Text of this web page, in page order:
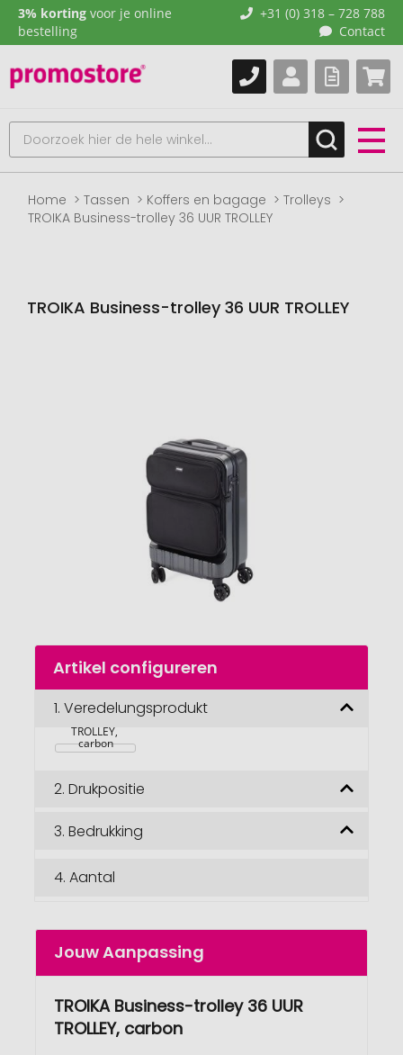
3% korting voor je online
bestelling
+31 (0) 318 – 728 788
Contact
Home Tassen Koffers en bagage
Trolleys
TROIKA Business-trolley 36 UUR TROLLEY
TROIKA Business-trolley 36 UUR TROLLEY
Naar
begin
afbeeldingengalerij
Artikel configureren
1. Veredelungsprodukt
Business-
TROLLEY,
carbon
2. Drukpositie
3. Bedrukking
4. Aantal
Jouw Aanpassing
TROIKA Business-trolley 36 UUR
TROLLEY, carbon